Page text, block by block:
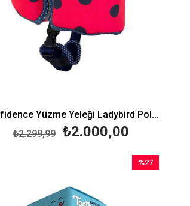
Konfidence Yüzme Yeleği Ladybird Polka Small 2-3 Yaş (15-19 Kg)
₺2.000,00
₺2.299,99
%27